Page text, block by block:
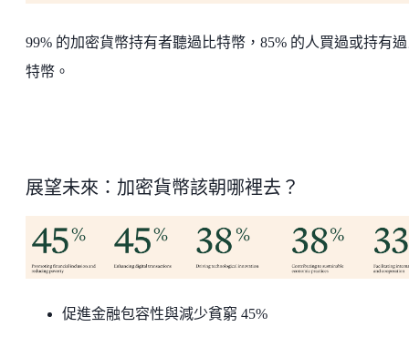
99% 的加密貨幣持有者聽過比特幣，85% 的人買過或持有
特幣。
展望未來：加密貨幣該朝哪裡去？
促進金融包容性與減少貧窮 45%